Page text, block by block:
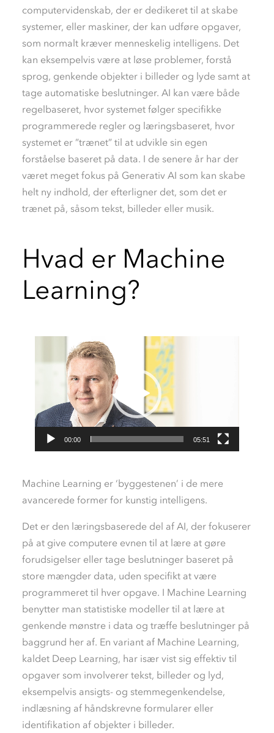
computervidenskab, der er dedikeret til at skabe
systemer, eller maskiner, der kan udføre opgaver,
som normalt kræver menneskelig intelligens. Det
kan eksempelvis være at løse problemer, forstå
sprog, genkende objekter i billeder og lyde samt at
tage automatiske beslutninger. AI kan være både
regelbaseret, hvor systemet følger specifikke
programmerede regler og læringsbaseret, hvor
systemet er ”trænet” til at udvikle sin egen
forståelse baseret på data. I de senere år har der
været meget fokus på Generativ AI som kan skabe
helt ny indhold, der efterligner det, som det er
trænet på, såsom tekst, billeder eller musik.
Hvad er Machine
Learning?
Videoafspiller
00:00 05:51
Machine Learning er ‘byggestenen’ i de mere
avancerede former for kunstig intelligens.
Det er den læringsbaserede del af AI, der fokuserer
på at give computere evnen til at lære at gøre
forudsigelser eller tage beslutninger baseret på
store mængder data, uden specifikt at være
programmeret til hver opgave. I Machine Learning
benytter man statistiske modeller til at lære at
genkende mønstre i data og træffe beslutninger på
baggrund her af. En variant af Machine Learning,
kaldet Deep Learning, har især vist sig effektiv til
opgaver som involverer tekst, billeder og lyd,
eksempelvis ansigts- og stemmegenkendelse,
indlæsning af håndskrevne formularer eller
identifikation af objekter i billeder.